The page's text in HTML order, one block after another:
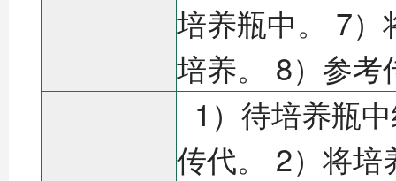
培养瓶中。 7
培养。 8）参考
1）待培养瓶
传代。 2）将培